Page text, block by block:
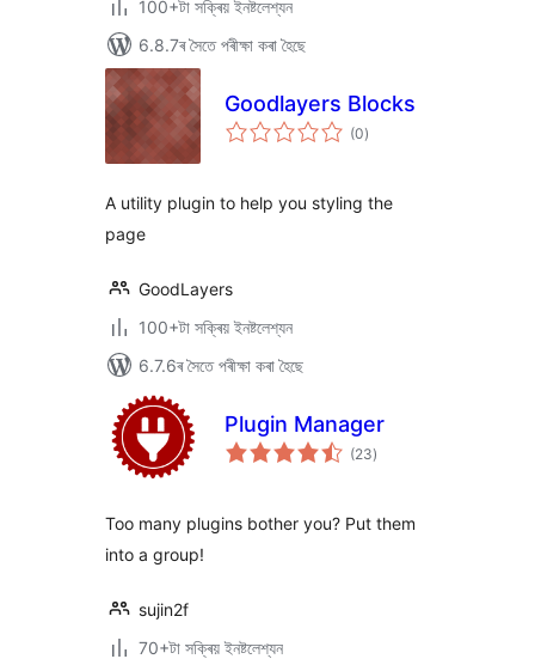
100+টা সক্ৰিয় ইনষ্টলেশ্যন
6.8.7ৰ সৈতে পৰীক্ষা কৰা হৈছে
Goodlayers Blocks
(0টা
মুঠ)
A utility plugin to help you styling the
page
GoodLayers
100+টা সক্ৰিয় ইনষ্টলেশ্যন
6.7.6ৰ সৈতে পৰীক্ষা কৰা হৈছে
Plugin Manager
(23টা
মুঠ)
Too many plugins bother you? Put them
into a group!
sujin2f
70+টা সক্ৰিয় ইনষ্টলেশ্যন